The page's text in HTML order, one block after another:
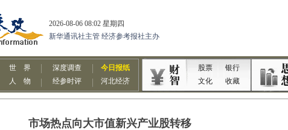
市场热点向大市值新兴产业股转移